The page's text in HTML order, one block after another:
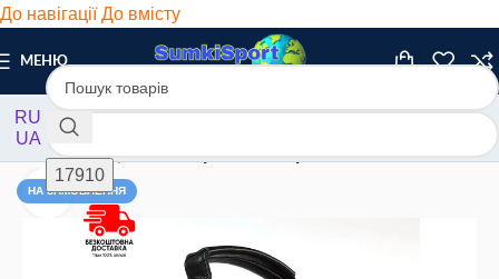
До навігаціїДо вмісту
МЕНЮ
RU
UA
Головна/ Барсетки/ Барсетки шкіряні
НА ЗАМОВЛЕННЯ